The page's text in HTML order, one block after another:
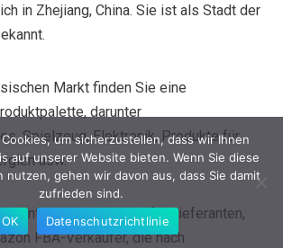
in Zhejiang, China. Sie ist als Stadt der
Markt finden Sie eine
darunter
Spielzeug, Elektronik, Produkte für
usw.
dient als Drehscheibe für Lieferanten,
FBA-Verkäufer, die nach
um sicherzustellen, dass wir Ihnen
auf unserer Website bieten. Wenn Sie diese
nutzen, gehen wir davon aus, dass Sie damit
zufrieden sind.
OK
Datenschutzrichtlinie